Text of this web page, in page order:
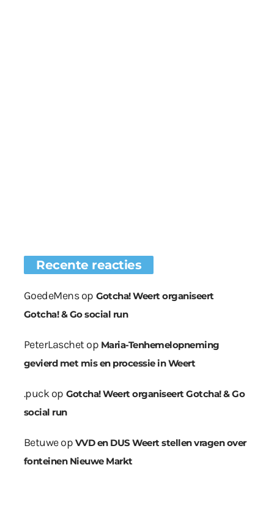
Recente reacties
GoedeMensop Gotcha! Weert organiseert
Gotcha! & Go social run
PeterLaschetop Maria-Tenhemelopneming
gevierd met mis en processie in Weert
.puckop Gotcha! Weert organiseert Gotcha! & Go
social run
Betuweop VVD en DUS Weert stellen vragen over
fonteinen Nieuwe Markt